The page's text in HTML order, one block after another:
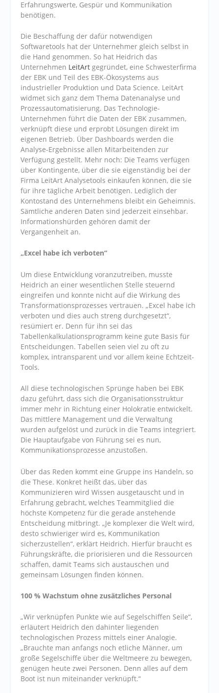
Erfahrungswerte, Gespür und Kommunikation
benötigen.
Die Beschaffung der dafür notwendigen
Softwaretools hat der Unternehmer gleich selbst in
die Hand genommen. So hat Heidrich das
Unternehmen LeitArt gegründet, eine Schwesterfirma
der EBK und Teil des EBK-Ökosystems aus
industrieller Produktion und Data Science. LeitArt
widmet sich ganz dem Thema Datenanalyse und
Prozessautomatisierung. Das Technologie-
Unternehmen führt die Daten der EBK zusammen,
verknüpft diese und erprobt Lösungen direkt im
eigenen Betrieb. Über Dashboards werden die
Analyse-Ergebnisse allen Mitarbeitenden zur
Verfügung gestellt. Mehr noch: Die Teams verfügen
über Kontingente, über die sie eigenständig bei der
Firma LeitArt Analysetools einkaufen können, die sie
für ihre tägliche Arbeit benötigen. Lediglich der
Kontostand des Unternehmens bleibt ein Geheimnis.
Sämtliche anderen Daten sind jederzeit einsehbar.
Informationshürden gehören damit der
Vergangenheit an.
„Excel habe ich verboten“
Um diese Entwicklung voranzutreiben, musste
Heidrich an einer wesentlichen Stelle steuernd
eingreifen und konnte nicht auf die Wirkung des
Transformationsprozesses vertrauen. „Excel habe ich
verboten und dies auch streng durchgesetzt“,
resümiert er. Denn für ihn sei das
Tabellenkalkulationsprogramm keine gute Basis für
Entscheidungen. Tabellen seien viel zu oft zu
komplex, intransparent und vor allem keine Echtzeit-
Tools.
All diese technologischen Sprünge haben bei EBK
dazu geführt, dass sich die Organisationsstruktur
immer mehr in Richtung einer Holokratie entwickelt.
Das mittlere Management und die Verwaltung
wurden aufgelöst und zurück in die Teams integriert.
Die Hauptaufgabe von Führung sei es nun,
Kommunikationsprozesse anzustoßen.
Über das Reden kommt eine Gruppe ins Handeln, so
die These. Konkret heißt das, über das
Kommunizieren wird Wissen ausgetauscht und in
Erfahrung gebracht, welches Teammitglied die
höchste Kompetenz für die gerade anstehende
Entscheidung mitbringt. „Je komplexer die Welt wird,
desto schwieriger wird es, Kommunikation
sicherzustellen“, erklärt Heidrich. Hierfür braucht es
Führungskräfte, die priorisieren und die Ressourcen
schaffen, damit Teams sich austauschen und
gemeinsam Lösungen finden können.
100 % Wachstum ohne zusätzliches Personal
„Wir verknüpfen Punkte wie auf Segelschiffen Seile“,
erläutert Heidrich den dahinter liegenden
technologischen Prozess mittels einer Analogie.
„Brauchte man anfangs noch etliche Männer, um
große Segelschiffe über die Weltmeere zu bewegen,
genügen heute zwei Personen. Denn alles auf dem
Boot ist nun miteinander verknüpft.“